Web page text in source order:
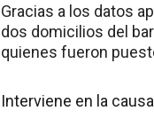
Gracias a los datos
dos domicilios del
quienes fueron
Interviene en la